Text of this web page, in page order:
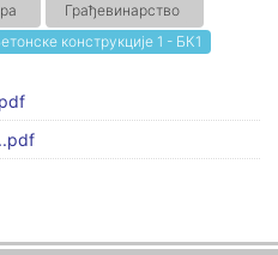
Грађевинарство
конструкције 1 - БК1